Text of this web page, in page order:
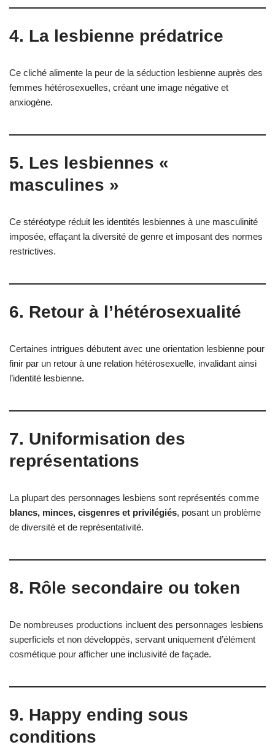
4. La lesbienne prédatrice
Ce cliché alimente la peur de la séduction lesbienne auprès des
femmes hétérosexuelles, créant une image négative et
anxiogène.
5. Les lesbiennes «
masculines »
Ce stéréotype réduit les identités lesbiennes à une masculinité
imposée, effaçant la diversité de genre et imposant des normes
restrictives.
6. Retour à l’hétérosexualité
Certaines intrigues débutent avec une orientation lesbienne pour
finir par un retour à une relation hétérosexuelle, invalidant ainsi
l’identité lesbienne.
7. Uniformisation des
représentations
La plupart des personnages lesbiens sont représentés comme
blancs, minces, cisgenres et privilégiés, posant un problème
de diversité et de représentativité.
8. Rôle secondaire ou token
De nombreuses productions incluent des personnages lesbiens
superficiels et non développés, servant uniquement d’élément
cosmétique pour afficher une inclusivité de façade.
9. Happy ending sous
conditions